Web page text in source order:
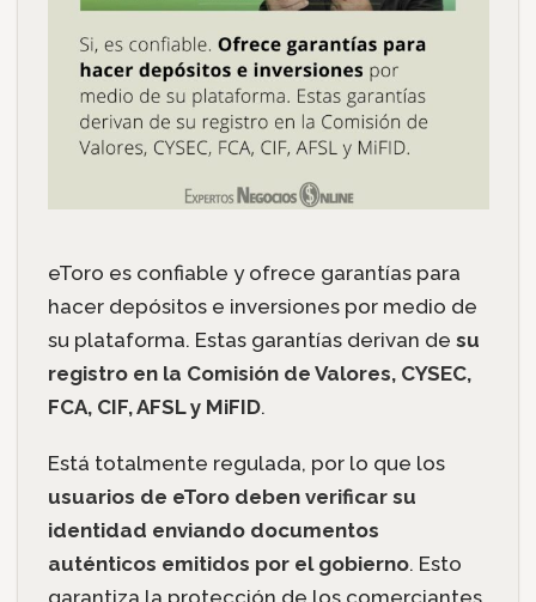
eToro es confiable y ofrece garantías para
hacer depósitos e inversiones por medio de
su plataforma. Estas garantías derivan de su
registro en la Comisión de Valores, CYSEC,
FCA, CIF, AFSL y MiFID.
Está totalmente regulada, por lo que los
usuarios de eToro deben verificar su
identidad enviando documentos
auténticos emitidos por el gobierno. Esto